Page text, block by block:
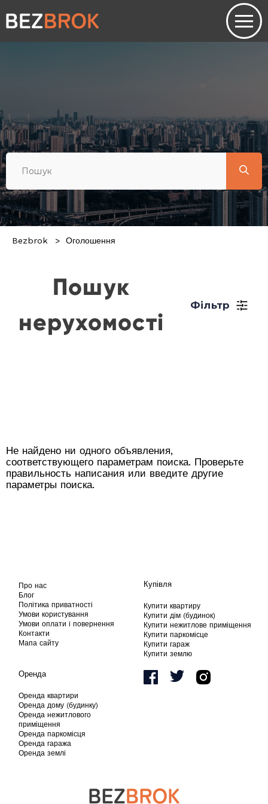
Bezbrok Оголошення
Пошук
нерухомості
Фільтр
Не найдено ни одного объявления,
соответствующего параметрам поиска. Проверьте
правильность написания или введите другие
параметры поиска.
Про нас
Блог
Політика приватності
Умови користування
Умови оплати і повернення
Контакти
Мапа сайту
Купівля
Купити квартиру
Купити дім (будинок)
Купити нежитлове приміщення
Купити паркомісце
Купити гараж
Купити землю
Оренда
Оренда квартири
Оренда дому (будинку)
Оренда нежитлового
приміщення
Оренда паркомісця
Оренда гаража
Оренда землі